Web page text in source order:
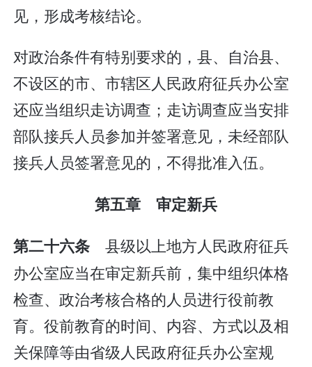
见，形成考核结论。
对政治条件有特别要求的，县、自治县、
不设区的市、市辖区人民政府征兵办公室
还应当组织走访调查；走访调查应当安排
部队接兵人员参加并签署意见，未经部队
接兵人员签署意见的，不得批准入伍。
第五章 审定新兵
第二十六条 县级以上地方人民政府征兵
办公室应当在审定新兵前，集中组织体格
检查、政治考核合格的人员进行役前教
育。役前教育的时间、内容、方式以及相
关保障等由省级人民政府征兵办公室规